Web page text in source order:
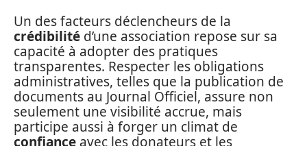
Un des facteurs déclencheurs de la
crédibilité d’une association repose sur sa
capacité à adopter des pratiques
transparentes. Respecter les obligations
administratives, telles que la publication de
documents au Journal Officiel, assure non
seulement une visibilité accrue, mais
participe aussi à forger un climat de
confiance avec les donateurs et les